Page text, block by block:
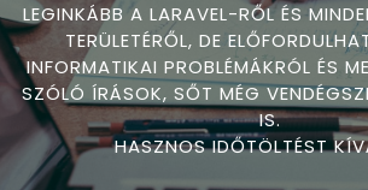
LEGINKÁBB A LARAVEL-RŐL ÉS
TERÜLETÉRŐL, DE
INFORMATIKAI PROBLÉMÁKRÓL ÉS
SZÓLÓ ÍRÁSOK, SŐT MÉG
IS.
HASZNOS IDŐTÖLTÉST